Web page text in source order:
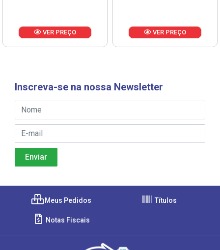
VER PREÇO VER PREÇO
Inscreva-se na nossa Newsletter
Meus Pedidos Títulos
Notas Fiscais